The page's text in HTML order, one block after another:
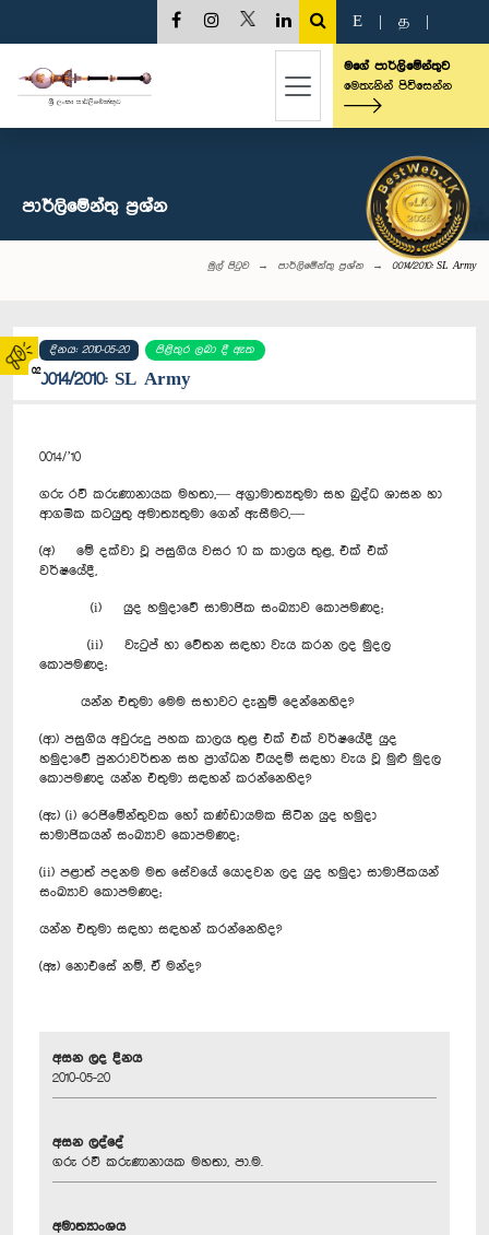
02
E த
මගේ පාර්ලිමේන්තුව
මෙතැනින් පිවිසෙන්න
පාර්ලි‌මේන්තු‌ ප්‍රශ්න
මුල් පිටුව පාර්ලි‌මේන්තු‌ ප්‍රශ්න 0014/2010: SL Army
දිනය: 2010-05-20 පිළිතුර ලබා දී ඇත
0014/2010: SL Army
0014/’10
ගරු රවී කරුණානායක මහතා,— අග්‍රාමාත්‍යතුමා සහ බුද්ධ ශාසන හා
ආගමික කටයුතු ‍අමාත්‍යතුමා ගෙන් ඇසීමට,—
(අ) මේ දක්වා වූ පසුගිය වසර 10 ක කාලය තුළ, එක් එක්
වර්ෂයේදී,
(i) යුද හමුදාවේ සාමාජික සංඛ්‍යාව කොපමණද;
(ii) වැටුප් හා වේතන සඳහා වැය කරන ලද මුදල
කොපමණද;
යන්න එතුමා මෙම සභාවට දැනුම් දෙන්නෙහිද?
(ආ) පසුගිය අවුරුදු පහක කාලය තුළ එක් එක් වර්ෂයේදී යුද
හමුදාවේ පුනරාවර්තන සහ ප්‍රාග්ධන වියදම් සඳහා වැය වූ මුළු මුදල
කොපමණද යන්න එතුමා සඳහන් කරන්නෙහිද?
(ඇ) (i) රෙජිමේන්තුවක හෝ කණ්ඩායමක සිටින යුද හමුදා
සාමාජිකයන් සංඛ්‍යාව කොපමණද;
(ii) පළාත් පදනම මත සේවයේ යොදවන ලද යුද හමුදා සාමාජිකයන්
සංඛ්‍යාව කොපමණද;
යන්න එතුමා සඳහා සඳහන් කරන්නෙහිද?
(ඈ) නොඑසේ නම්, ඒ මන්ද?
අසන ලද දිනය
2010-05-20
අසන ලද්දේ
ගරු රවී කරුණානායක මහතා, පා.ම.
අමාත්‍යාංශය